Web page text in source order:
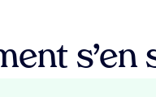
s’en